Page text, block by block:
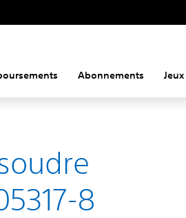
Abonnements Jeux
8